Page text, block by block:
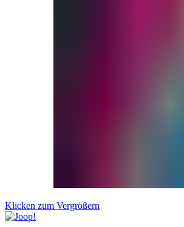
Klicken zum Vergrößern